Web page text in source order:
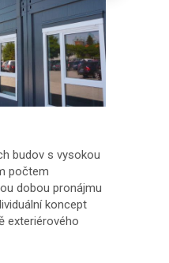
budov s vysokou
počtem
dobou pronájmu
koncept
exteriérového